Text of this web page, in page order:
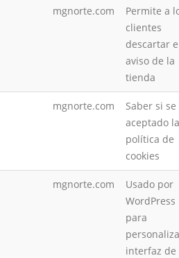
mgnorte.com
Permite a
clientes
descartar
aviso de la
tienda
mgnorte.com
Saber si
aceptado la
política de
cookies
mgnorte.com
Usado por
WordPress
para
interfaz de